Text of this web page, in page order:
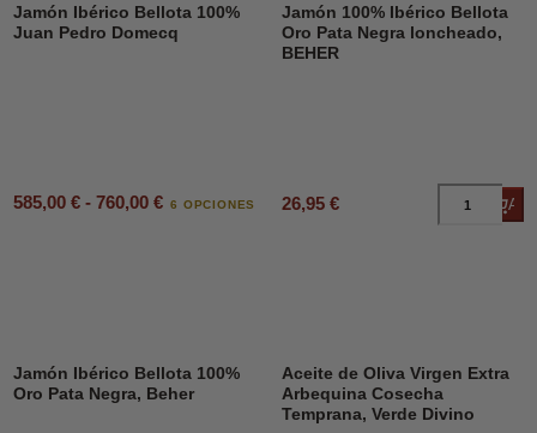
Jamón Ibérico Bellota 100%
Juan Pedro Domecq
585,00 € - 760,00 € 6 OPCIONES
Jamón 100% Ibérico Bellota
Oro Pata Negra loncheado,
BEHER
26,95 €
Jamón Ibérico Bellota 100%
Oro Pata Negra, Beher
DESCUENTO45%
Aceite de Oliva Virgen Extra
Arbequina Cosecha
Temprana, Verde Divino